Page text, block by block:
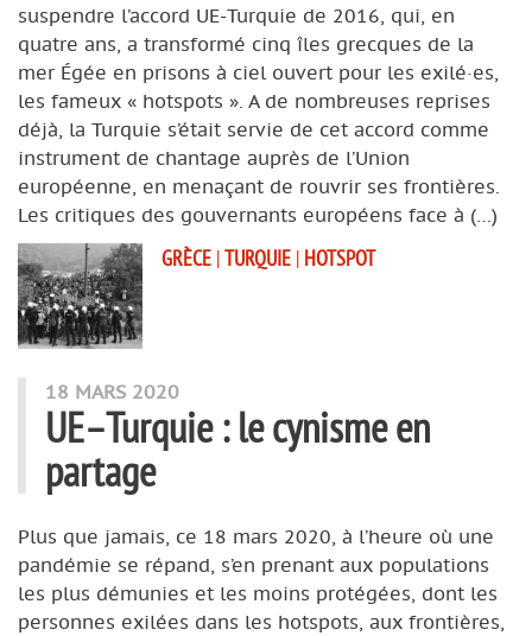
suspendre l’accord UE-Turquie de 2016, qui, en
quatre ans, a transformé cinq îles grecques de la
mer Égée en prisons à ciel ouvert pour les exilé·es,
les fameux « hotspots ». A de nombreuses reprises
déjà, la Turquie s’était servie de cet accord comme
instrument de chantage auprès de l’Union
européenne, en menaçant de rouvrir ses frontières.
Les critiques des gouvernants européens face à (…)
GRÈCE |TURQUIE | HOTSPOT
18 MARS 2020
UE–Turquie : le cynisme en
partage
Plus que jamais, ce 18 mars 2020, à l’heure où une
pandémie se répand, s’en prenant aux populations
les plus démunies et les moins protégées, dont les
personnes exilées dans les hotspots, aux frontières,